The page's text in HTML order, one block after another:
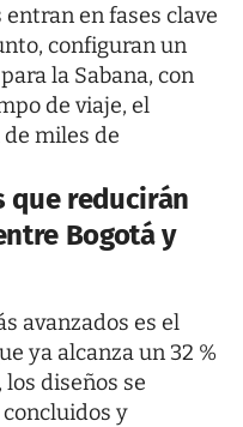
en fases clave
configuran un
la Sabana, con
de viaje, el
miles de
que reducirán
Bogotá y
avanzados es el
ya alcanza un 32 %
diseños se
y